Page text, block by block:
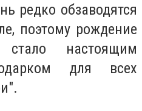
редко обзаводятся
поэтому рождение
настоящим
для всех